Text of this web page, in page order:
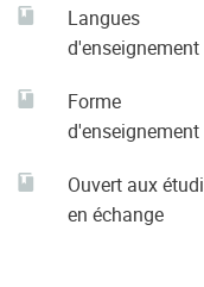
Langues
d'enseignement
Forme
d'enseignement
Ouvert aux
en échange